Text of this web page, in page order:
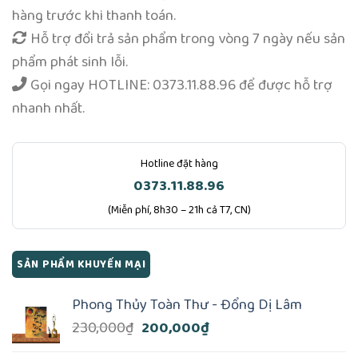
hàng trước khi thanh toán.
Hỗ trợ đổi trả sản phẩm trong vòng 7 ngày nếu sản
phẩm phát sinh lỗi.
Gọi ngay HOTLINE: 0373.11.88.96để được hỗ trợ
nhanh nhất.
Hotline đặt hàng
0373.11.88.96
(Miễn phí, 8h30 – 21h cả T7, CN)
SẢN PHẨM KHUYẾN MẠI
Phong Thủy Toàn Thư - Đổng Dị Lâm
230,000₫ Giá
200,000₫Giá